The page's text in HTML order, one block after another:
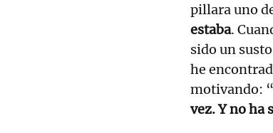
pillara uno
estaba.
sido un
he
motivando: “
vez. Y no ha